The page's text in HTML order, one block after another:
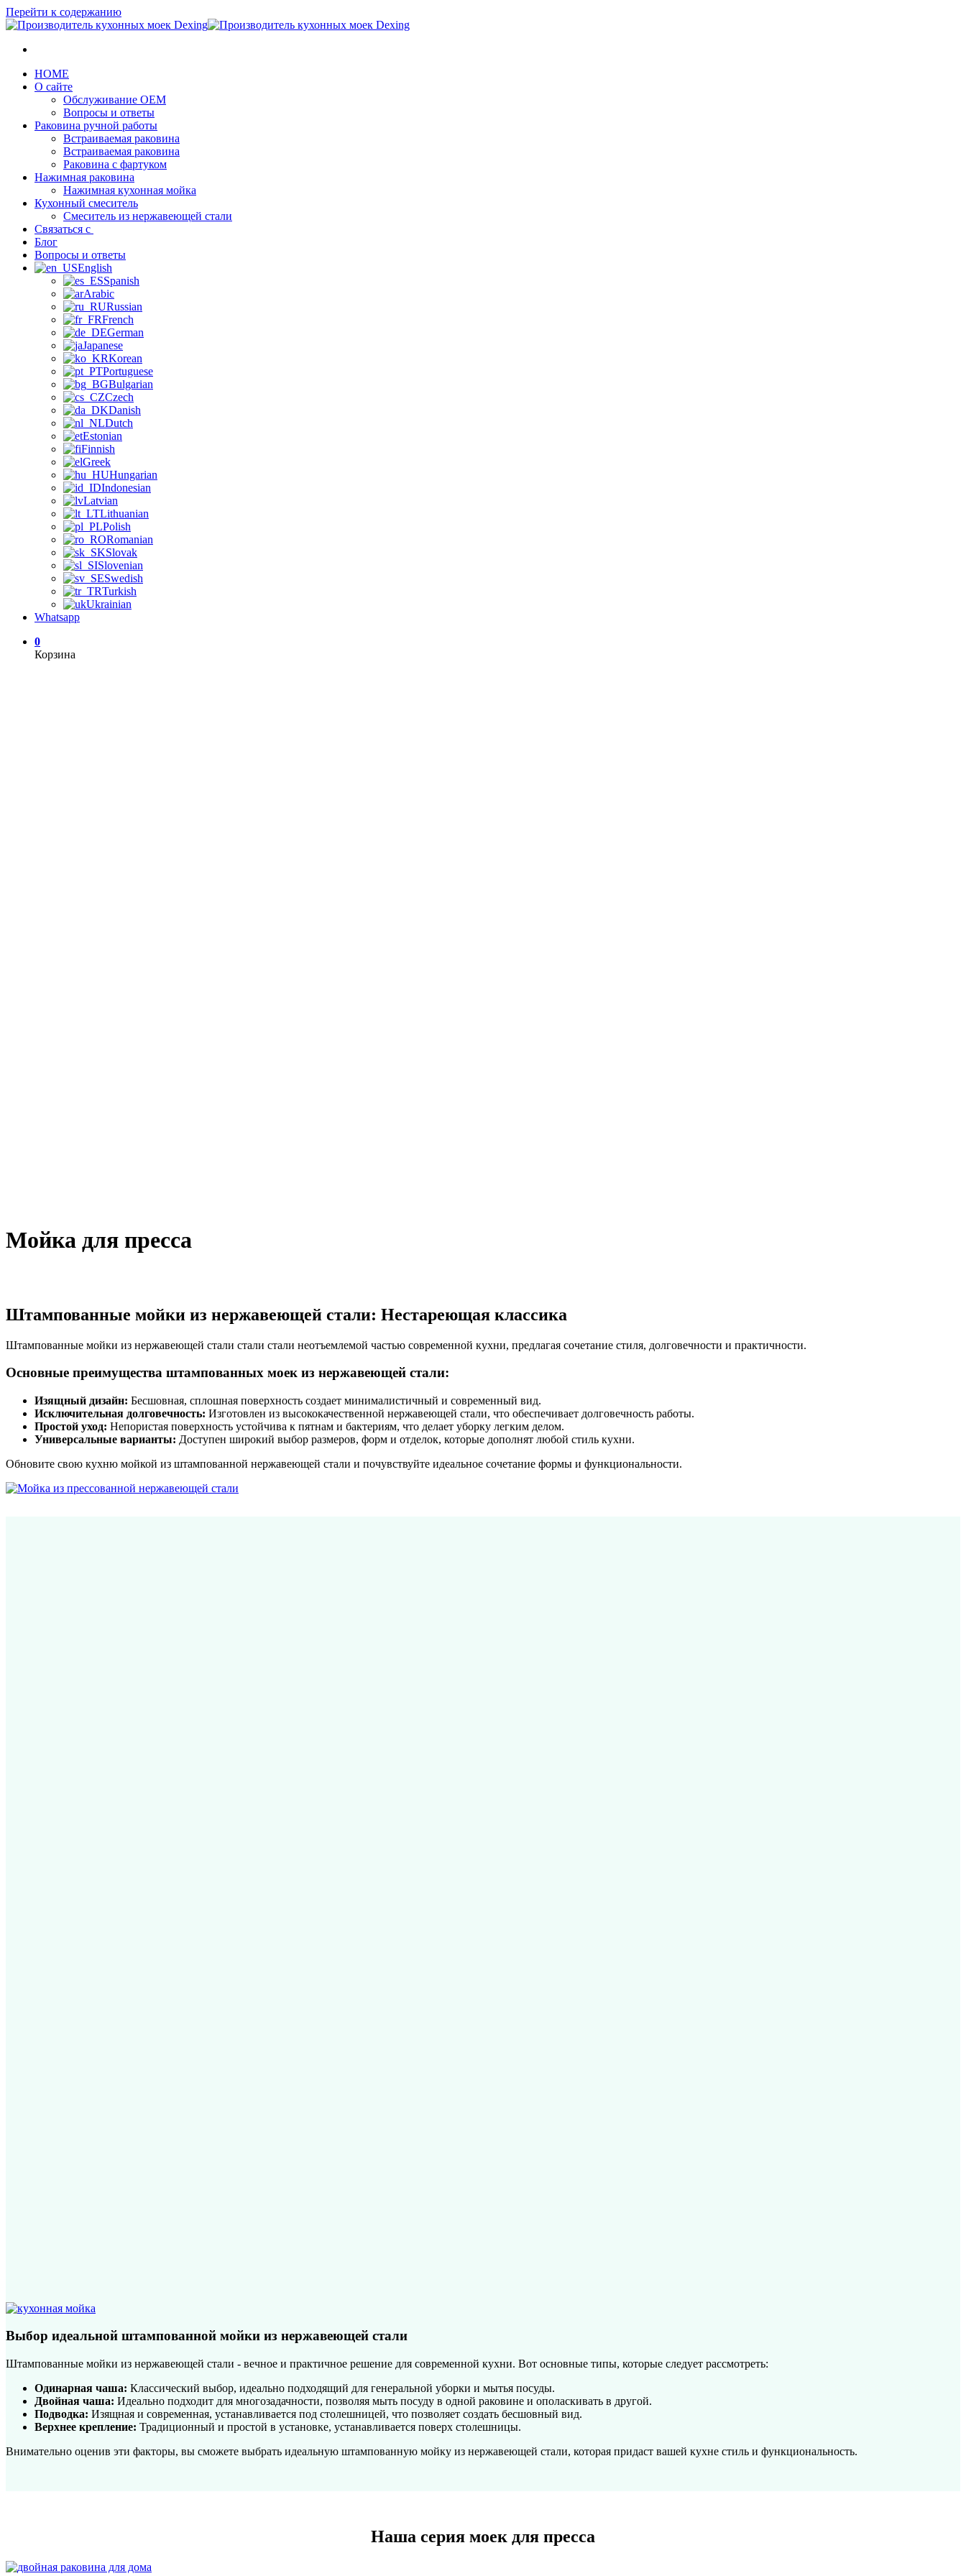
Перейти к содержанию
HOME
О сайте
Обслуживание OEM
Вопросы и ответы
Раковина ручной работы
Встраиваемая раковина
Встраиваемая раковина
Раковина с фартуком
Нажимная раковина
Нажимная кухонная мойка
Кухонный смеситель
Смеситель из нержавеющей стали
Связаться с
Блог
Вопросы и ответы
English
Spanish
Arabic
Russian
French
German
Japanese
Korean
Portuguese
Bulgarian
Czech
Danish
Dutch
Estonian
Finnish
Greek
Hungarian
Indonesian
Latvian
Lithuanian
Polish
Romanian
Slovak
Slovenian
Swedish
Turkish
Ukrainian
Whatsapp
0
Корзина
Мойка для пресса
Штампованные мойки из нержавеющей стали: Нестареющая классика
Штампованные мойки из нержавеющей стали стали стали неотъемлемой частью современной кухни, предлагая сочетание стиля, долговечности и практичности.
Основные преимущества штампованных моек из нержавеющей стали:
Изящный дизайн: Бесшовная, сплошная поверхность создает минималистичный и современный вид.
Исключительная долговечность: Изготовлен из высококачественной нержавеющей стали, что обеспечивает долговечность работы.
Простой уход: Непористая поверхность устойчива к пятнам и бактериям, что делает уборку легким делом.
Универсальные варианты: Доступен широкий выбор размеров, форм и отделок, которые дополнят любой стиль кухни.
Обновите свою кухню мойкой из штампованной нержавеющей стали и почувствуйте идеальное сочетание формы и функциональности.
Выбор идеальной штампованной мойки из нержавеющей стали
Штампованные мойки из нержавеющей стали - вечное и практичное решение для современной кухни. Вот основные типы, которые следует рассмотреть:
Одинарная чаша: Классический выбор, идеально подходящий для генеральной уборки и мытья посуды.
Двойная чаша: Идеально подходит для многозадачности, позволяя мыть посуду в одной раковине и ополаскивать в другой.
Подводка: Изящная и современная, устанавливается под столешницей, что позволяет создать бесшовный вид.
Верхнее крепление: Традиционный и простой в установке, устанавливается поверх столешницы.
Внимательно оценив эти факторы, вы сможете выбрать идеальную штампованную мойку из нержавеющей стали, которая придаст вашей кухне стиль и функциональность.
Наша серия моек для пресса